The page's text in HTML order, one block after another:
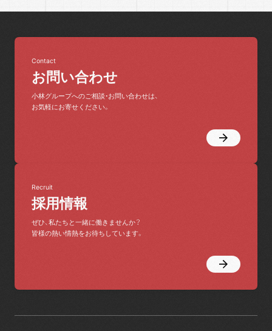
お問い合わせ
Contact
小林グループへのご相談・お問い合わせは、
お気軽にお寄せください。
採用情報
Recruit
ぜひ、私たちと一緒に働きませんか？
皆様の熱い情熱をお待ちしています。